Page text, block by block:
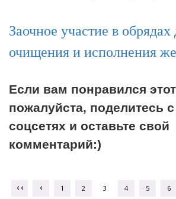
Заочное участие в обрядах
очищения и исполнения
Если вам понравился
пожалуйста, поделитесь
соцсетях и оставьте свой
комментарий:)
1 2 3 4 5 6